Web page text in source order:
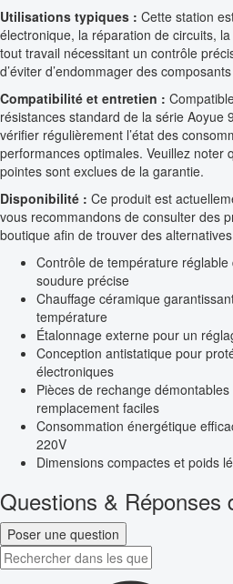
Utilisations typiques : Cette station
électronique, la réparation de circuits,
tout travail nécessitant un contrôle
d’éviter d’endommager des
Compatibilité et entretien :
résistances standard de la série Aoyue
vérifier régulièrement l’état des
performances optimales. Veuillez noter
pointes sont exclues de la garantie.
Disponibilité : Ce produit est
vous recommandons de consulter des
boutique afin de trouver des
Contrôle de température
soudure précise
Chauffage céramique
température
Étalonnage externe pour un
Conception antistatique pour
électroniques
Pièces de rechange
remplacement faciles
Consommation énergétique
220V
Dimensions compactes et poids
Questions & Réponses
Poser une question